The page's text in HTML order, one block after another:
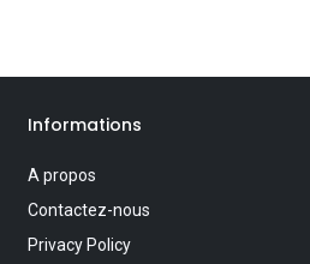
Informations
A propos
Contactez-nous
Privacy Policy